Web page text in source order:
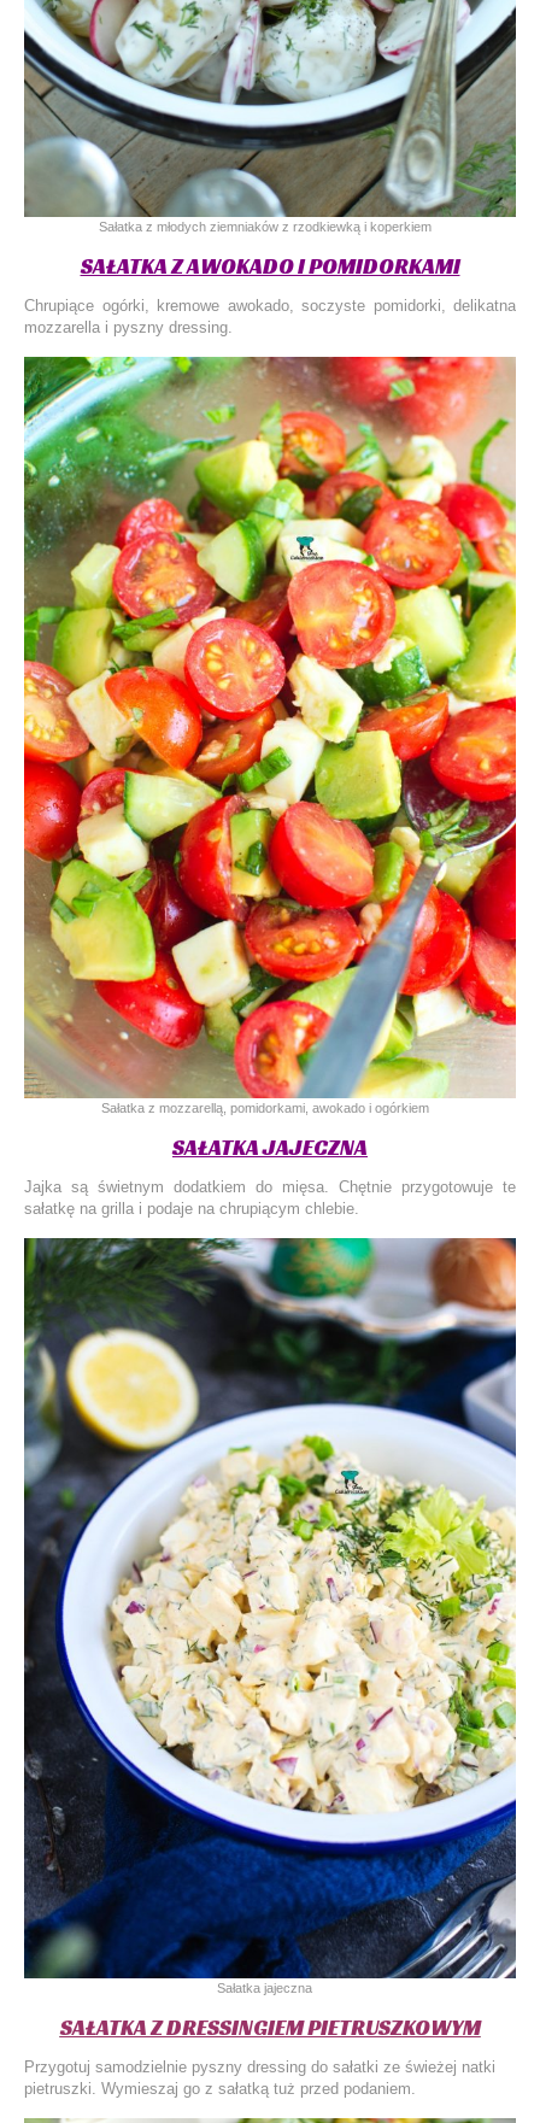
Sałatka z młodych ziemniaków z rzodkiewką i koperkiem
SAŁATKA Z AWOKADO I POMIDORKAMI
Chrupiące ogórki, kremowe awokado, soczyste pomidorki, delikatna
mozzarella i pyszny dressing.
Sałatka z mozzarellą, pomidorkami, awokado i ogórkiem
SAŁATKA JAJECZNA
Jajka są świetnym dodatkiem do mięsa. Chętnie przygotowuje te
sałatkę na grilla i podaje na chrupiącym chlebie.
Sałatka jajeczna
SAŁATKA Z DRESSINGIEM PIETRUSZKOWYM
Przygotuj samodzielnie pyszny dressing do sałatki ze świeżej natki
pietruszki. Wymieszaj go z sałatką tuż przed podaniem.